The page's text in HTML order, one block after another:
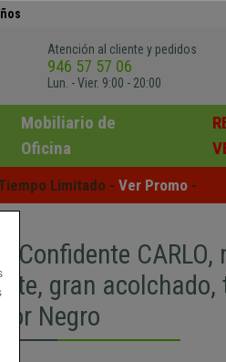
Atención al cliente y pedidos
946 57 57 06
Lun. - Vier. 9:00 - 20:00
Mobiliario de
Oficina
Limitado - Ver Promo -
Confidente
gran acolchado,
Negro